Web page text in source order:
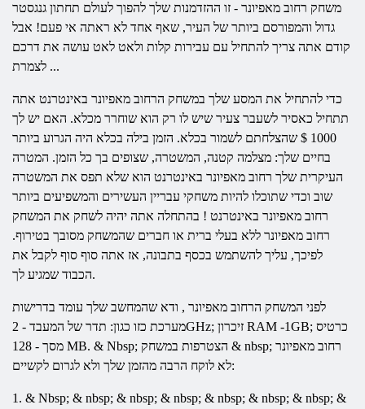
משחק רחוב מאפיונר - זו ההזדמנות שלך להפוך לעולם תחתון גנגסטר
גדול והמפורסם ביותר של העיר, שאף אחד לא ראתה אי פעם! אבל
קודם אתה צריך להתחיל עם עבירות קלות ולאט לאט עושה את דרכם
לצמרת ...
כדי להתחיל את המסע שלך במשחק הרחוב מאפיונר באינטרנט אתה
תתחיל כאסיר לשעבר צעיר שיש לו רק הוא שוחרר מכלא. האם יש לך
1000 $ שהצלחתם לשמור בכלא. הזמן בילה בכלא היה הגרוע ביותר
בחיים שלך: מצלמה קטנה, המשטרה, שצופים בך כל הזמן. המטרה
העיקרית שלך רחוב מאפיונר באינטרנט הוא שלא תפס את המשטרה
שוב וכדי שתוכלו להיות משחקי עבריין העשירים והמשפיעים ביותר
רחוב מאפיונר באינטרנט ! בהתחלה אתה יהיה לשחק את המשחק
רחוב מאפיונר ללא בעלי ברית או חברים שהמשחק מסובך בטירוף.
לפיכך, עליך להשתמש בכסף בתבונה, אז אתה סוף סוף לקבל את
הכבוד שמגיע לך.
לפני המשחק הרחוב מאפיונר , ודא שהמחשב שלך עומד בדרישות
מערכת כזו כגון: תדר של המעבד - 2GHz; זיכרון RAM -1GB; כרטיס
מסך - 128 MB. & Nbsp; הצטרפות במשחק & nbsp;
רחוב מאפיונר
לא לוקח הרבה מהזמן שלך ולא לגרום לקשיים:
1. & Nbsp; & nbsp; & nbsp; & nbsp; & nbsp; & nbsp; & nbsp; &